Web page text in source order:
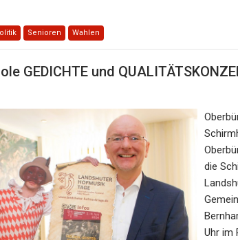
Senioren Wahlen
GEDICHTE und
die
Uhr im